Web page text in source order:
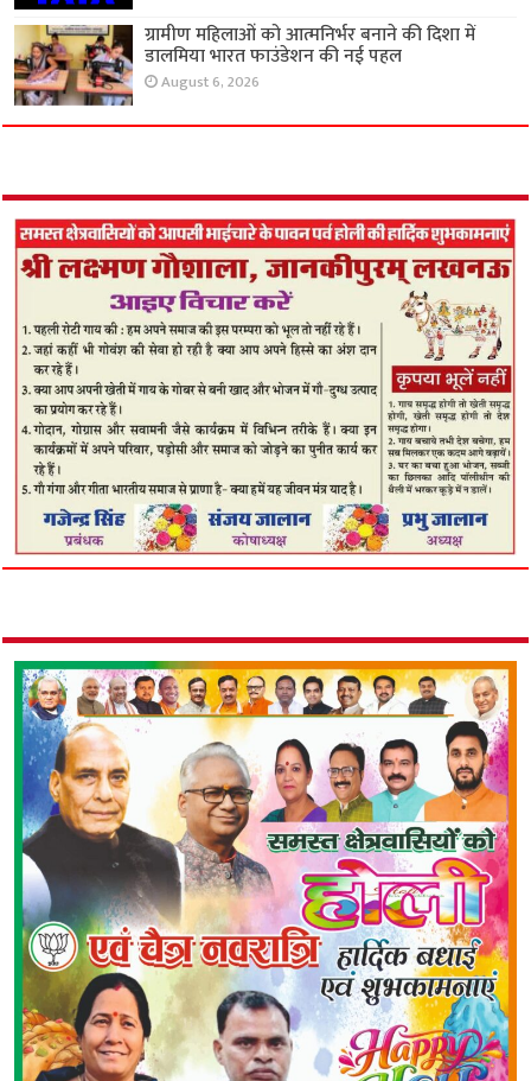
ग्रामीण महिलाओं को आत्मनिर्भर बनाने की दिशा में
डालमिया भारत फाउंडेशन की नई पहल
August 6, 2026